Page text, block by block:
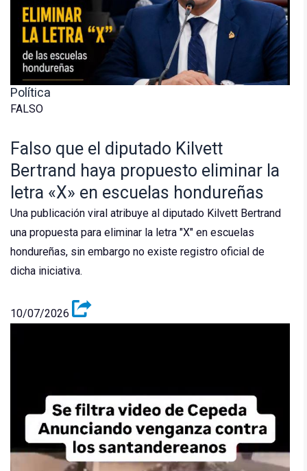
Política
FALSO
Falso que el diputado Kilvett
Bertrand haya propuesto eliminar la
letra «X» en escuelas hondureñas
Una publicación viral atribuye al diputado Kilvett Bertrand
una propuesta para eliminar la letra "X" en escuelas
hondureñas, sin embargo no existe registro oficial de
dicha iniciativa.
10/07/2026